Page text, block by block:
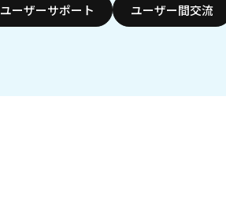
ユーザーサポート ユーザー間交流